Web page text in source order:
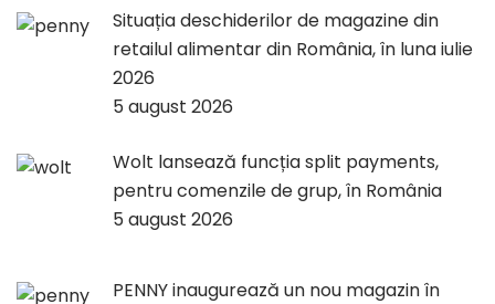
Situația deschiderilor de magazine din
retailul alimentar din România, în luna iulie
2026
5 august 2026
Wolt lansează funcția split payments,
pentru comenzile de grup, în România
5 august 2026
PENNY inaugurează un nou magazin în